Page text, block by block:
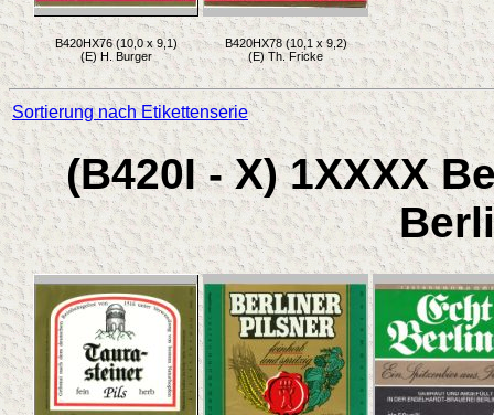
B420HX76 (10,0 x 9,1)
(E) H. Burger
B420HX78 (10,1 x 9,2)
(E) Th. Fricke
Sortierung nach Etikettenserie
(B420I - X) 1XXXX